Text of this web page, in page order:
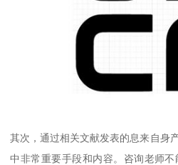
其次，通过相关文献发表的息来自身
中非常重要手段和内容。咨询老师